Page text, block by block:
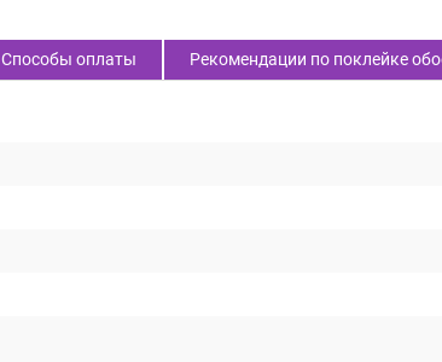
Способы оплаты Рекомендации по поклейке